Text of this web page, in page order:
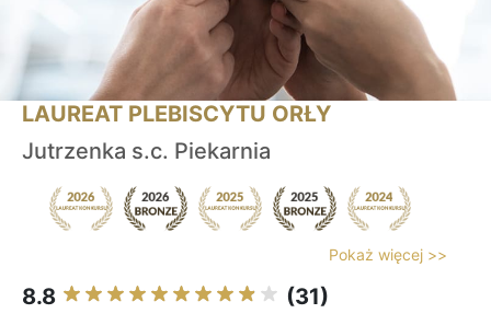
LAUREAT PLEBISCYTU ORŁY
Jutrzenka s.c. Piekarnia
Pokaż więcej >>
8.8 (31)